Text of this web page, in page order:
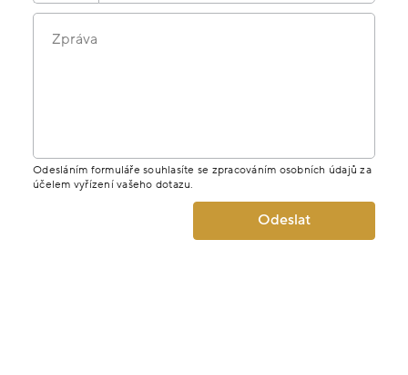
Zpráva
Odesláním formuláře souhlasíte se zpracováním osobních údajů za
účelem vyřízení vašeho dotazu.
Odeslat